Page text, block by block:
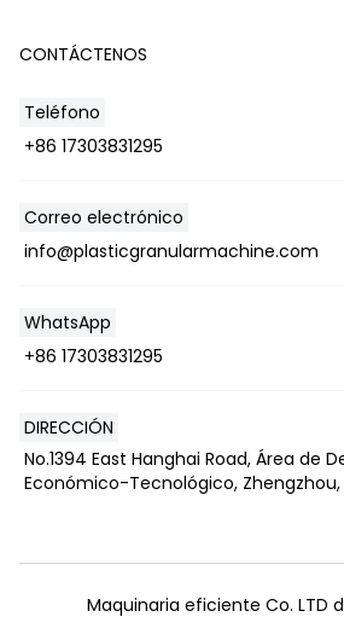
CONTÁCTENOS
Teléfono
+86 17303831295
Correo electrónico
info@plasticgranularmachine.com
WhatsApp
+86 17303831295
DIRECCIÓN
No.1394 East Hanghai Road, Área de
Económico-Tecnológico, Zhengzhou,
Maquinaria eficiente Co. LTD